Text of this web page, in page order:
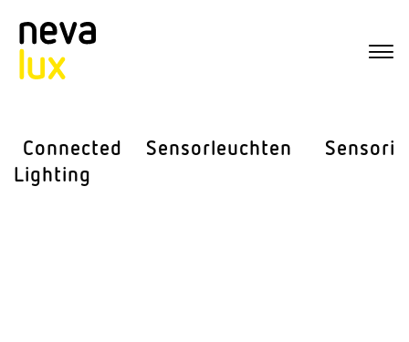
Connected
Lighting
Sensor­leuchten Sensorik